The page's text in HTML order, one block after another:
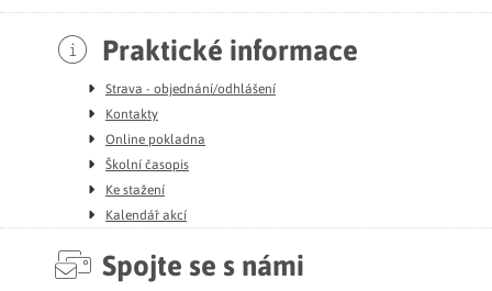
Praktické informace
Strava - objednání/odhlášení
Kontakty
Online pokladna
Školní časopis
Ke stažení
Kalendář akcí
Spojte se s námi